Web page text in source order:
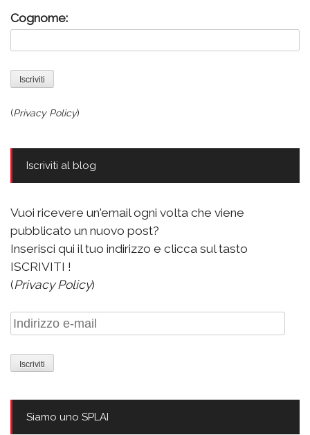
Cognome:
(Privacy Policy)
Iscriviti al blog
Vuoi ricevere un'email ogni volta che viene
pubblicato un nuovo post?
Inserisci qui il tuo indirizzo e clicca sul tasto
ISCRIVITI !
(Privacy Policy)
Indirizzo
e-
mail
Siamo uno SPLAI